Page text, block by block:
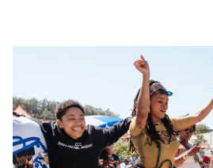
un espacio para que nuestras
reúnan y se eleven mutuamente
tanto presenciales como virtuales.